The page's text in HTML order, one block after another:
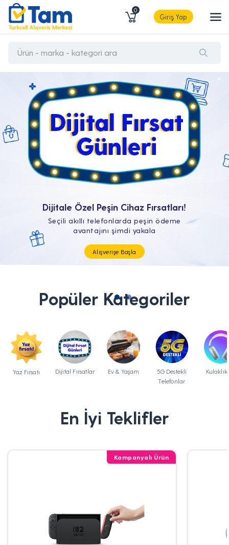
0
Giriş Yap
Tüm Teknolojik İhtiyaçların Tam'da
Popüler Kategoriler
Yaz Fırsatı Dijital Fırsatlar Ev & Yaşam
5G Destekli
Telefonlar
En İyi Teklifler
Kampanyalı Ürün